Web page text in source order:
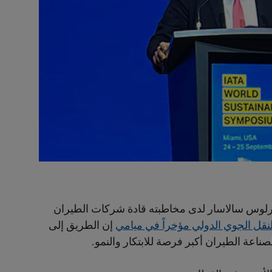
سالاسار لدى مخاطبته قادة شركات الطيران
الجوي الدولي مؤخراً في ميامي إن الطريق إلى